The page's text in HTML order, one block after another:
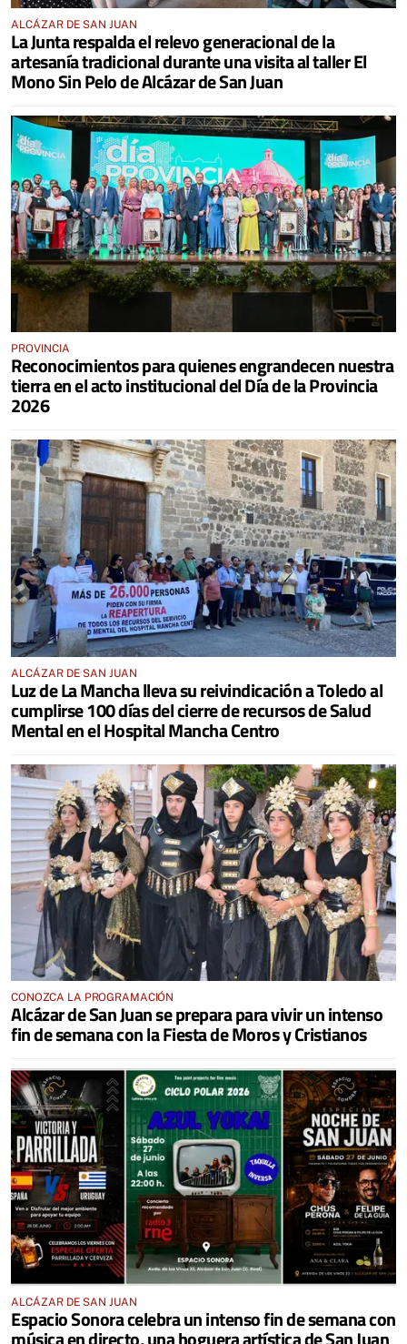
ALCÁZAR DE SAN JUAN
La Junta respalda el relevo generacional de la
artesanía tradicional durante una visita al taller El
Mono Sin Pelo de Alcázar de San Juan
PROVINCIA
Reconocimientos para quienes engrandecen nuestra
tierra en el acto institucional del Día de la Provincia
2026
ALCÁZAR DE SAN JUAN
Luz de La Mancha lleva su reivindicación a Toledo al
cumplirse 100 días del cierre de recursos de Salud
Mental en el Hospital Mancha Centro
CONOZCA LA PROGRAMACIÓN
Alcázar de San Juan se prepara para vivir un intenso
fin de semana con la Fiesta de Moros y Cristianos
ALCÁZAR DE SAN JUAN
Espacio Sonora celebra un intenso fin de semana con